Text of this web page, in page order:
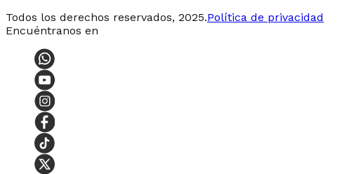
Todos los derechos reservados, 2025.Política de privacidad
Encuéntranos en